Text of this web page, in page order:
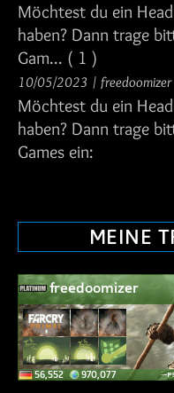
Möchtest du ein
haben? Dann trage
Gam... ( 1 )
10/05/2023 / freedoomizer
Möchtest du ein
haben? Dann trage
Games ein:
MEINE